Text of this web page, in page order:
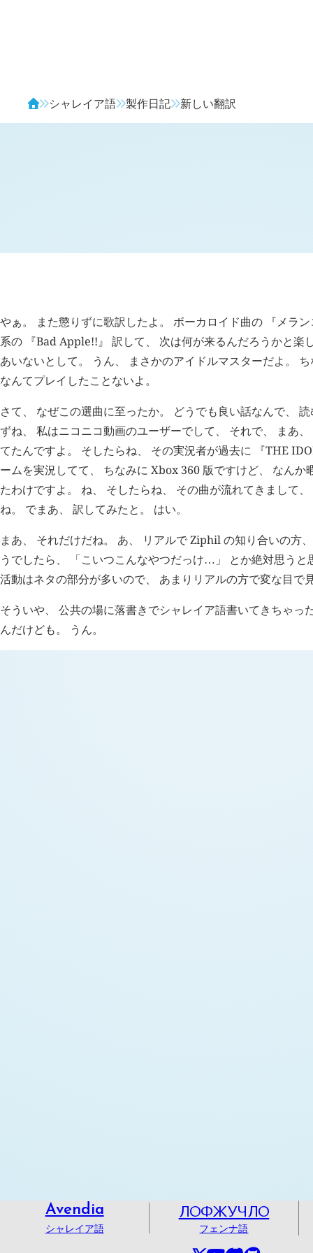
シャレイア語 製作日記 新しい翻訳
やぁ。 また懲りずに歌訳したよ。 ボーカロイド曲の 『メラ
系の 『Bad Apple!!』 訳して、 次は何が来るんだろうかと楽
あいないとして。 うん、 まさかのアイドルマスターだよ。
なんてプレイしたことないよ。
さて、 なぜこの選曲に至ったか。 どうでも良い話なんで、
ずね、 私はニコニコ動画のユーザーでして、 それで、 まあ
てたんですよ。 そしたらね、 その実況者が過去に 『THE
ームを実況してて、 ちなみに Xbox 360 版ですけど、 なんか
たわけですよ。 ね、 そしたらね、 その曲が流れてきまして
ね。 でまあ、 訳してみたと。 はい。
まあ、 それだけだね。 あ、 リアルで Ziphil の知り合いの方
うでしたら、 「こいつこんなやつだっけ… 」 とか絶対思う
活動はネタの部分が多いので、 あまりリアルの方で変な目で
そういや、 公共の場に落書きでシャレイア語書いてきちゃっ
んだけども。 うん。
Avendia
シャレイア語
ЛОФЖУЧЛО
フェンナ語